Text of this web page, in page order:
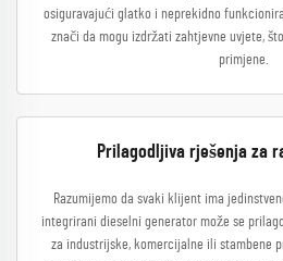
osiguravajući glatko i neprekidno
znači da mogu izdržati zahtjevne uvjete,
primjene.
Prilagodljiva rješenja za
Razumijemo da svaki klijent ima
integrirani dieselni generator može se
za industrijske, komercijalne ili stambene